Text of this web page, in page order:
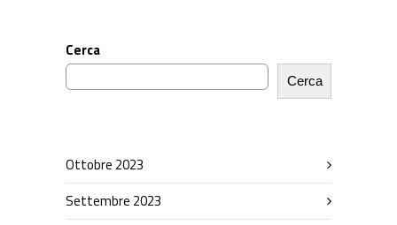
Cerca
Cerca
Ottobre 2023
Settembre 2023